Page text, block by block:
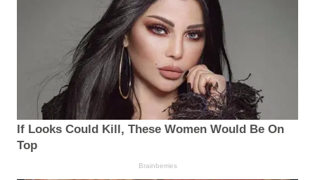
If Looks Could Kill, These Women Would Be On
Top
Brainberries